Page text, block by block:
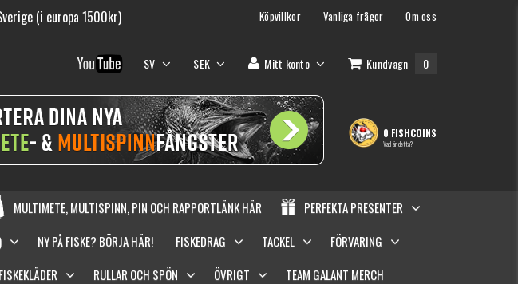
(i europa 1500kr) Köpvillkor Vanliga frågor Om oss
SV SEK Mitt konto Kundvagn 0
0 FISHCOINS
Vad är detta?
MULTIMETE, MULTISPINN, PIN OCH RAPPORTLÄNK HÄR
PERFEKTA PRESENTER
NY PÅ FISKE? BÖRJA HÄR! FISKEDRAG TACKEL
FÖRVARING
FISKEKLÄDER RULLAR OCH SPÖN ÖVRIGT
TEAM GALANT MERCH